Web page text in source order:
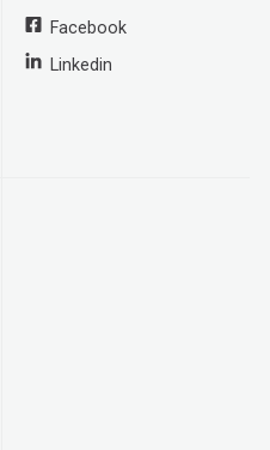
Facebook
Linkedin